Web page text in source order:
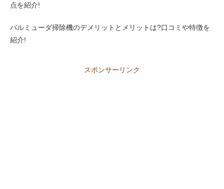
点を紹介!
バルミューダ掃除機のデメリットとメリットは?口コミや特徴を
紹介!
スポンサーリンク